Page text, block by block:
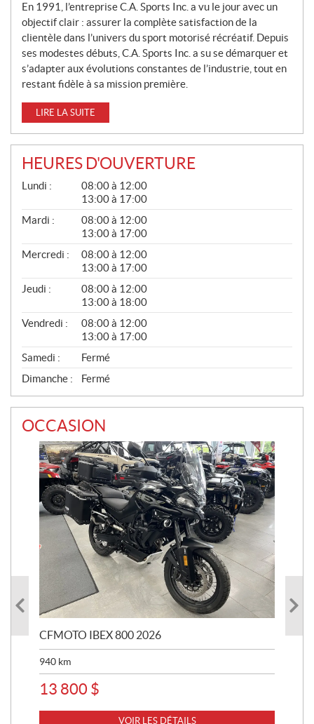
En 1991, l’entreprise C.A. Sports Inc. a vu le jour avec un
objectif clair : assurer la complète satisfaction de la
clientèle dans l’univers du sport motorisé récréatif. Depuis
ses modestes débuts, C.A. Sports Inc. a su se démarquer et
s’adapter aux évolutions constantes de l’industrie, tout en
restant fidèle à sa mission première.
LIRE LA SUITE
HEURES D'OUVERTURE
G
N
É
L
Lundi :
08:00 à 12:00
13:00 à 17:00
Mardi :
08:00 à 12:00
13:00 à 17:00
Mercredi :
08:00 à 12:00
13:00 à 17:00
Jeudi :
08:00 à 12:00
13:00 à 18:00
Vendredi :
08:00 à 12:00
13:00 à 17:00
Samedi :
Fermé
Dimanche :
Fermé
OCCASION
CFMOTO IBEX 800 2026
940 km
13 800 $
VOIR LES DÉTAILS